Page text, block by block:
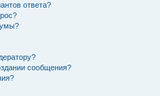
ответа?
сообщения?